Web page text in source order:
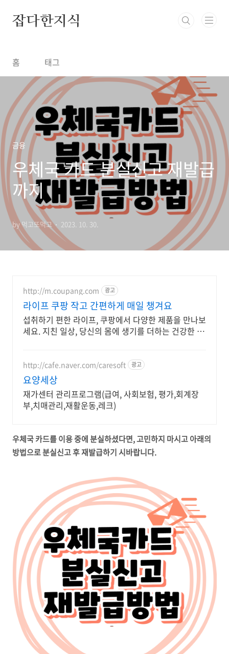
잡다한지식
홈 태그
금융
우체국 카드 분실신고 재발급
까지
by 먹고또먹고 2023. 10. 30.
http://m.coupang.com 광고
라이프 쿠팡 작고 간편하게 매일 챙겨요
섭취하기 편한 라이프, 쿠팡에서 다양한 제품을 만나보
세요. 지친 일상, 당신의 몸에 생기를 더하는 건강한 선
http://cafe.naver.com/caresoft 광고
요양세상
재가센터 관리프로그램(급여, 사회보험, 평가,회계장
부,치매관리,재활운동,레크)
우체국 카드를 이용 중에 분실하셨다면, 고민하지 마시고 아래의
방법으로 분실신고 후 재발급하기 시바랍니다.